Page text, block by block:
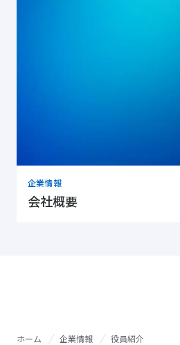
企業情報
会社概要
ホーム 企業情報 役員紹介